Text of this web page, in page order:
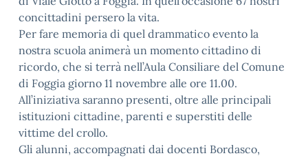
concittadini persero la vita.
Per fare memoria di quel drammatico evento la
nostra scuola animerà un momento cittadino di
ricordo, che si terrà nell’Aula Consiliare del Comune
di Foggia giorno 11 novembre alle ore 11.00.
All’iniziativa saranno presenti, oltre alle principali
istituzioni cittadine, parenti e superstiti delle
vittime del crollo.
Gli alunni, accompagnati dai docenti Bordasco,